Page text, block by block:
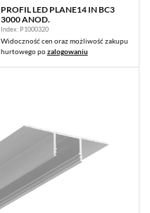
PROFIL LED PLANE14 IN BC3
3000 ANOD.
Index: P1000320
Widoczność cen oraz możliwość zakupu
hurtowego pozalogowaniu